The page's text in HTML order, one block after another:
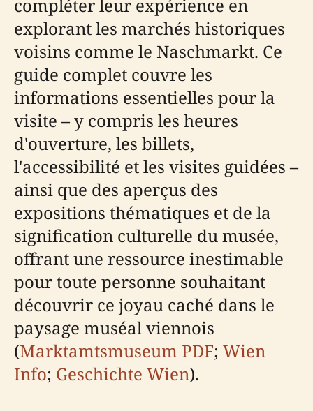
compléter leur expérience en
explorant les marchés historiques
voisins comme le Naschmarkt. Ce
guide complet couvre les
informations essentielles pour la
visite – y compris les heures
d'ouverture, les billets,
l'accessibilité et les visites guidées –
ainsi que des aperçus des
expositions thématiques et de la
signification culturelle du musée,
offrant une ressource inestimable
pour toute personne souhaitant
découvrir ce joyau caché dans le
paysage muséal viennois
(Marktamtsmuseum PDF; Wien
Info; Geschichte Wien).